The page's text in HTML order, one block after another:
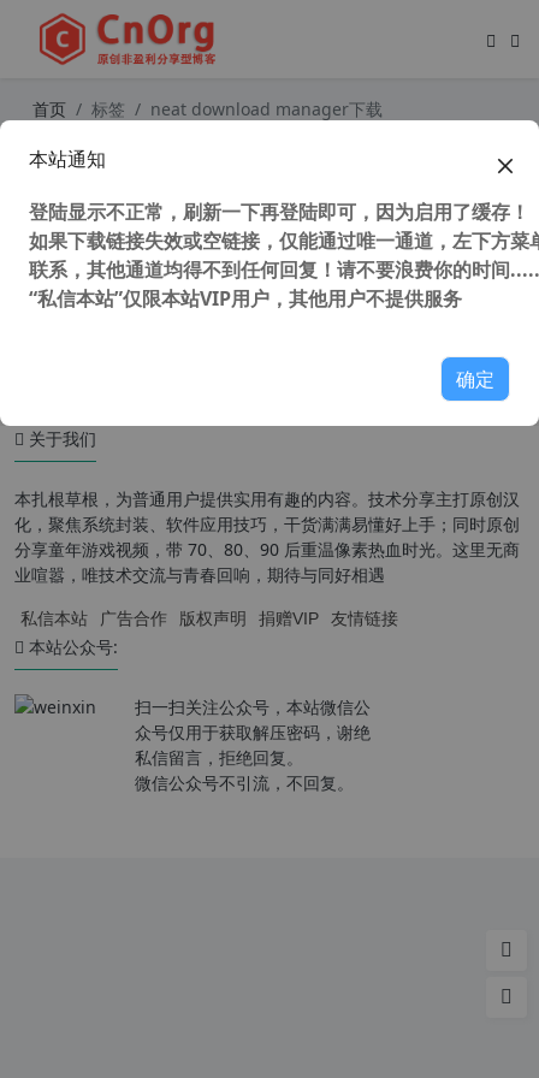
首页 标签 neat download manager下载
独家汉化 NDM下载器 Neat Downlo
一取代idm下载器软件)
关于我们
本扎根草根，为普通用户提供实用有趣的内容。技术分享主打原创汉
化，聚焦系统封装、软件应用技巧，干货满满易懂好上手；同时原创
分享童年游戏视频，带 70、80、90 后重温像素热血时光。这里无商
业喧嚣，唯技术交流与青春回响，期待与同好相遇
私信本站 广告合作 版权声明 捐赠VIP 友情链接
本站公众号:
扫一扫关注公众号，本站微信公
众号仅用于获取解压密码，谢绝
私信留言，拒绝回复。
微信公众号不引流，不回复。
本站通知
登陆显示不正常，刷新一下再登陆即可，因为启用了缓存！
如果下载链接失效或空链接，仅能通过唯一通道，左下方菜
联系，其他通道均得不到任何回复！请不要浪费你的时间
“私信本站”仅限本站VIP用户，其他用户不提供服务
确定